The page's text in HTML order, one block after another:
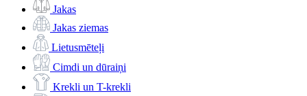
Jakas
Jakas ziemas
Lietusmēteļi
Cimdi un dūraiņi
Krekli un T-krekli